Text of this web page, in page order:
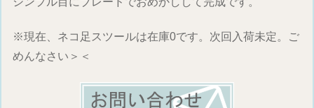
※現在、ネコ足スツールは在庫0です。次回入荷未定。ご
めんなさい＞＜